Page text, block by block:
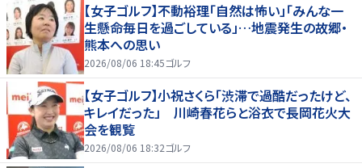
【女子ゴルフ】不動裕理「自然は怖い」「みんな一
生懸命毎日を過ごしている」…地震発生の故郷・
熊本への思い
2026/08/06 18:45ゴルフ
【女子ゴルフ】小祝さくら「渋滞で過酷だったけど、
キレイだった」 川崎春花らと浴衣で長岡花火大
会を観覧
2026/08/06 18:32ゴルフ